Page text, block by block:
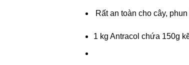
Rất an toàn cho cây,
1 kg Antracol chứa 150g